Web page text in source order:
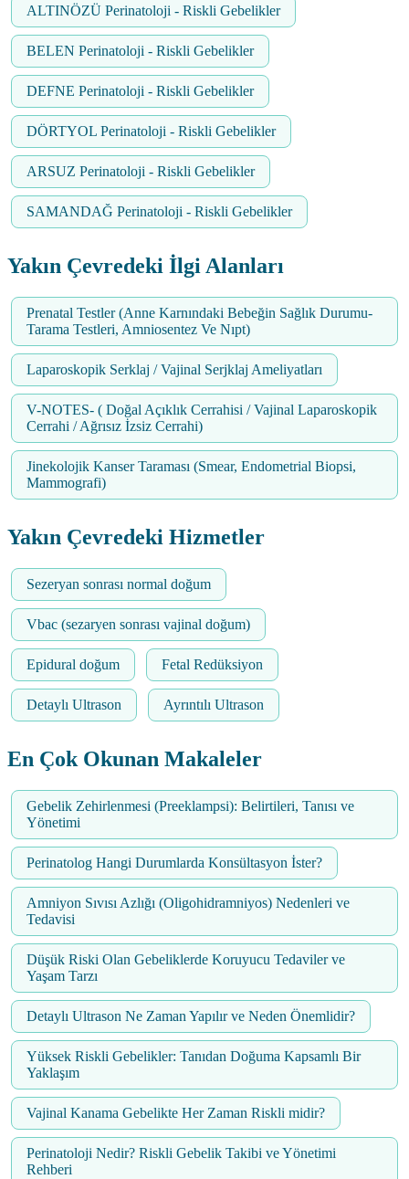
ALTINÖZÜ Perinatoloji - Riskli Gebelikler
BELEN Perinatoloji - Riskli Gebelikler
DEFNE Perinatoloji - Riskli Gebelikler
DÖRTYOL Perinatoloji - Riskli Gebelikler
ARSUZ Perinatoloji - Riskli Gebelikler
SAMANDAĞ Perinatoloji - Riskli Gebelikler
Yakın Çevredeki İlgi Alanları
Prenatal Testler (Anne Karnındaki Bebeğin Sağlık Durumu-
Tarama Testleri, Amniosentez Ve Nıpt)
Laparoskopik Serklaj / Vajinal Serjklaj Ameliyatları
V-NOTES- ( Doğal Açıklık Cerrahisi / Vajinal Laparoskopik
Cerrahi / Ağrısız İzsiz Cerrahi)
Jinekolojik Kanser Taraması (Smear, Endometrial Biopsi,
Mammografi)
Yakın Çevredeki Hizmetler
Sezeryan sonrası normal doğum
Vbac (sezaryen sonrası vajinal doğum)
Epidural doğum Fetal Redüksiyon
Detaylı Ultrason Ayrıntılı Ultrason
En Çok Okunan Makaleler
Gebelik Zehirlenmesi (Preeklampsi): Belirtileri, Tanısı ve
Yönetimi
Perinatolog Hangi Durumlarda Konsültasyon İster?
Amniyon Sıvısı Azlığı (Oligohidramniyos) Nedenleri ve
Tedavisi
Düşük Riski Olan Gebeliklerde Koruyucu Tedaviler ve
Yaşam Tarzı
Detaylı Ultrason Ne Zaman Yapılır ve Neden Önemlidir?
Yüksek Riskli Gebelikler: Tanıdan Doğuma Kapsamlı Bir
Yaklaşım
Vajinal Kanama Gebelikte Her Zaman Riskli midir?
Perinatoloji Nedir? Riskli Gebelik Takibi ve Yönetimi
Rehberi